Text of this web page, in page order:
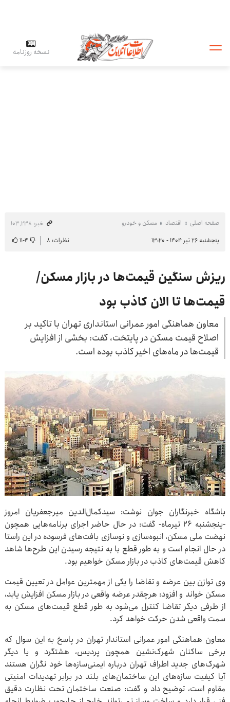
نسخه روزنامه
صفحه اصلی اقتصاد مسکن و خودرو
خبر: ۱۰۳٬۲۳۸
پنجشنبه ۲۶ تیر ۱۴۰۴ - ۱۳:۲۰
نظرات: ۸ ۴-۱۱
ریزش سنگین قیمت‌ها در بازار مسکن/
قیمت‌ها تا الان کاذب بود
معاون هماهنگی امور عمرانی استانداری تهران با تاکید بر
اصلاح قیمت مسکن در پایتخت، گفت: بخشی از افزایش
قیمت‌ها در ماه‌های اخیر کاذب بوده است.
باشگاه خبرنگاران جوان نوشت: سیدکمال‌الدین میرجعفریان امروز
-پنجشنبه ۲۶ تیرماه- گفت: در حال حاضر اجرای برنامه‌هایی همچون
نهضت ملی مسکن، انبوه‌سازی و نوسازی بافت‌های فرسوده در این راستا
در حال انجام است و به طور قطع با به نتیجه رسیدن این طرح‌ها شاهد
کاهش قیمت‌های کاذب در بازار مسکن خواهیم بود.
وی توازن بین عرضه و تقاضا را یکی از مهمترین عوامل در تعیین قیمت
مسکن خواند و افزود: هرچقدر عرضه واقعی در بازار مسکن افزایش یابد،
از طرفی دیگر تقاضا کنترل می‌شود به طور قطع قیمت‌های مسکن به
سمت واقعی شدن حرکت خواهد کرد.
معاون هماهنگی امور عمرانی استاندار تهران در پاسخ به این سوال که
برخی ساکنان شهرک‌نشین همچون پردیس، هشتگرد و یا دیگر
شهرک‌های جدید اطراف تهران درباره ایمنی‌سازه‌ها خود نگران هستند
آیا کیفیت سازه‌های این ساختمان‌های بلند در برابر تهدیدات امنیتی
مقاوم است، توضیح داد و گفت: صنعت ساختمان تحت نظارت دقیق